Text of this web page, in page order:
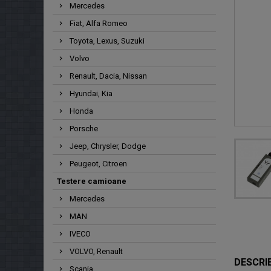
Mercedes
Fiat, Alfa Romeo
Toyota, Lexus, Suzuki
Volvo
Renault, Dacia, Nissan
Hyundai, Kia
Honda
Porsche
Jeep, Chrysler, Dodge
Peugeot, Citroen
Testere camioane
Mercedes
MAN
IVECO
VOLVO, Renault
Scania